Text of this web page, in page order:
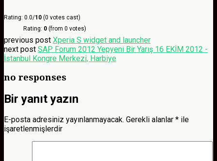
Rating: 0.0/10 (0 votes cast)
Rating: 0 (from 0 votes)
previous post Xperia S widget and launcher
next post SAP Forum 2012 Yepyeni Bir Yarış 16 EKİM 2012 -
İstanbul Kongre Merkezi, Harbiye
no responses
Bir yanıt yazın
E-posta adresiniz yayınlanmayacak. Gerekli alanlar * ile
işaretlenmişlerdir